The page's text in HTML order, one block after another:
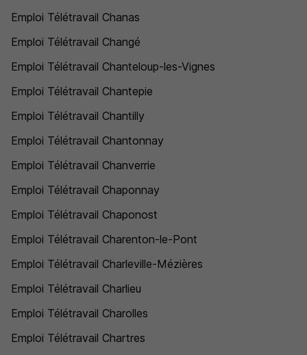
Emploi Télétravail Chanas
Emploi Télétravail Changé
Emploi Télétravail Chanteloup-les-Vignes
Emploi Télétravail Chantepie
Emploi Télétravail Chantilly
Emploi Télétravail Chantonnay
Emploi Télétravail Chanverrie
Emploi Télétravail Chaponnay
Emploi Télétravail Chaponost
Emploi Télétravail Charenton-le-Pont
Emploi Télétravail Charleville-Mézières
Emploi Télétravail Charlieu
Emploi Télétravail Charolles
Emploi Télétravail Chartres